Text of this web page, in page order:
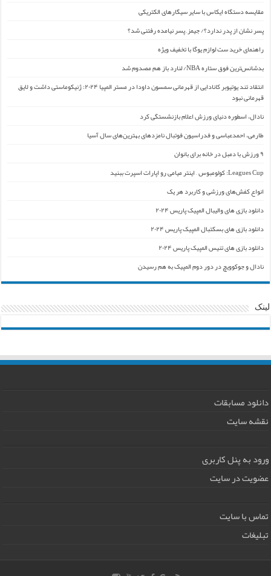
مقایسه دستگاه ایکاس با سایر سیگارهای الکتریکی
پسر نشان از پدر ندارد؟/ جیمز ِ پسر نیامده رفتنی شد؟
راهنمای خرید ست لوازم یوگا با تخفیف ویژه
بدشانس‌ترین فوق ستاره NBA/ لنارد باز هم مصدوم شد
انتقاد تند یوتیوبر کانادایی از قهرمانی سمسون داودا در مستر المپیا ۲۰۲۴: ژنیکوماستی داشت و لایق
قهرمانی نبود
نادال، اسطوره دنیای ورزش اعلام بازنشستگی کرد
طارمی، احمدعباسی و فدراسیون فوتبال نامزدهای بهترین‌های سال آسیا
۹ ورزش با دمبل در خانه برای بانوان
Leagues Cup: کولومبوس – اینتر میامی رو اپارات اسپرت ببنید
انواع کفش‌های ورزشی و کاربرد هر یک
دانلود بازی های والیبال المپیک پاریس ۲۰۲۴
دانلود بازی های بسکتبال المپیک پاریس ۲۰۲۴
دانلود بازی های تنیس المپیک پاریس ۲۰۲۴
نادال و جوکوویچ در دور دوم المپیک به هم رسیدن
لینک
دانلود مسابقات
نقشه سایت
ورود به پنل کاربری
عضویت در سایت
تماس با سایت
تبلیغات